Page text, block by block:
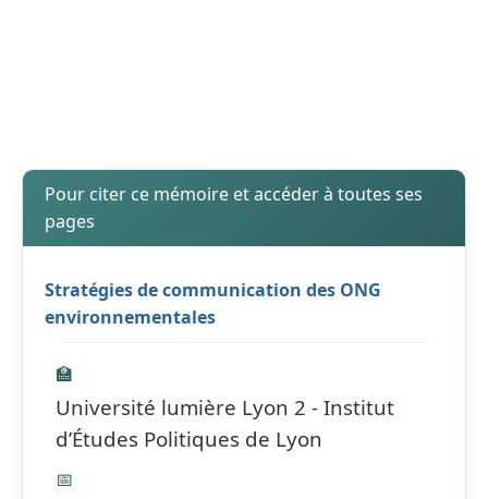
Pour citer ce mémoire et accéder à toutes ses
pages
Stratégies de communication des ONG
environnementales
🏫
Université lumière Lyon 2 - Institut
d’Études Politiques de Lyon
📅